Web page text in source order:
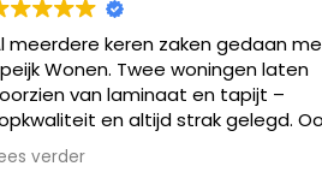
keren zaken gedaan met Van
Wonen. Twee woningen laten
van laminaat en tapijt –
en altijd strak gelegd. Ook
vrienden via mij geholpen,
zeer tevreden. Betrouwbaar,